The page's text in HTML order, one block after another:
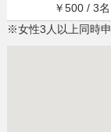
￥500 / 3
※女性3人以上同時